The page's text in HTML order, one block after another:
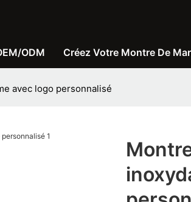
ODM Créez Votre Montre De
avec logo personnalisé